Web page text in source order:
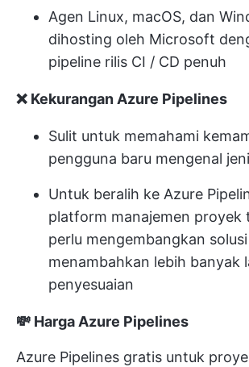
Agen Linux, macOS, dan
dihosting oleh Microsoft
pipeline rilis CI / CD penuh
❌ Kekurangan Azure Pipelines
Sulit untuk memahami
pengguna baru mengenal
Untuk beralih ke Azure
platform manajemen proyek
perlu mengembangkan
menambahkan lebih banyak
penyesuaian
💸 Harga Azure Pipelines
Azure Pipelines gratis untuk